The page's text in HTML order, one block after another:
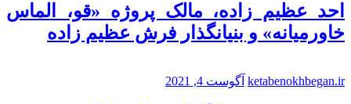
احد عظیم زاده، مالک پروژه «قو، الماس
خاورمیانه» و بنیانگذار فرش عظیم زاده
ketabenokhbegan.ir آگوست 4, 2021